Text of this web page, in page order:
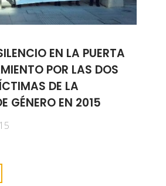
EN LA PUERTA
POR LAS DOS
DE LA
GÉNERO EN 2015